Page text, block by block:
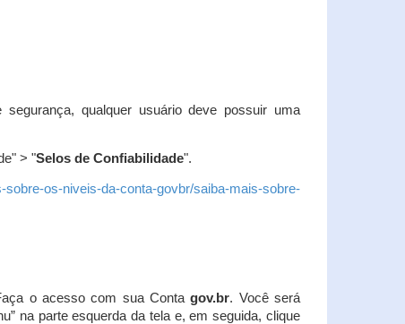
qualquer usuário deve possuir uma
> "Selos de Confiabilidade".
os-niveis-da-conta-govbr/saiba-mais-sobre-
o acesso com sua Contagov.br. Você será
na parte esquerda da tela e, em seguida, clique